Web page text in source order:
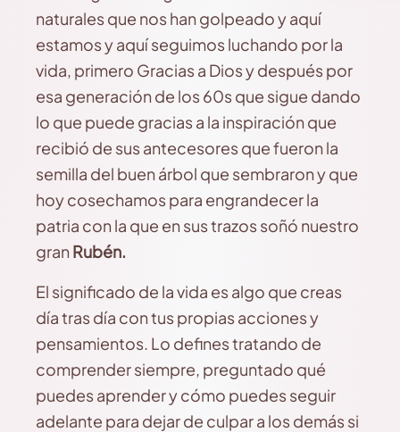
naturales que nos han golpeado y aquí
estamos y aquí seguimos luchando por la
vida, primero Gracias a Dios y después por
esa generación de los 60s que sigue dando
lo que puede gracias a la inspiración que
recibió de sus antecesores que fueron la
semilla del buen árbol que sembraron y que
hoy cosechamos para engrandecer la
patria con la que en sus trazos soñó nuestro
granRubén.
El significado de la vida es algo que creas
día tras día con tus propias acciones y
pensamientos. Lo defines tratando de
comprender siempre, preguntado qué
puedes aprender y cómo puedes seguir
adelante para dejar de culpar a los demás si